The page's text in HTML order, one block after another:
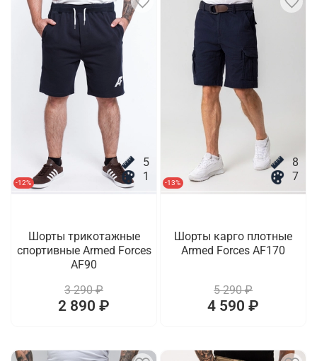
-12%
5
1
Шорты трикотажные
спортивные Armed Forces
AF90
3 290 ₽
2 890 ₽
-13%
8
7
Шорты карго плотные
Armed Forces AF170
5 290 ₽
4 590 ₽